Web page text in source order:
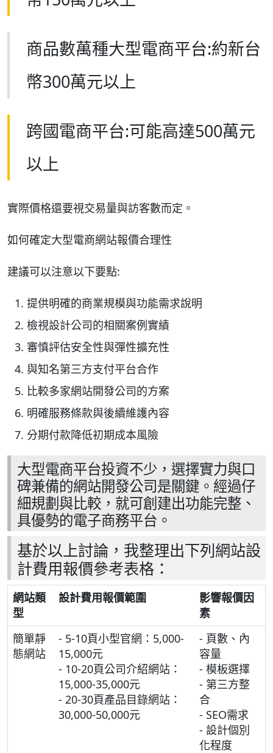
商品數萬種大型電商平台:約新台
幣300萬元以上
跨國電商平台:可能高達500萬元
以上
實際價格還要視交易量與訪客數而定。
如何確定大型電商網站報價合理性
建議可以注意以下要點:
提供明確的商業規模與功能需求說明
檢視設計公司的相關案例實績
審慎評估安全性與彈性擴充性
與知名第三方支付平台合作
比較多家網站開發公司的方案
明確服務條款與後續維護內容
分期付款降低初期成本風險
大型電商平台投資不少，選擇實力與口
碑兼備的網站開發公司是關鍵。經過仔
細規劃與比較，就可創建出功能完整、
具優勢的電子商務平台。
基於以上討論，我整理出下列網站設
計費用報價參考表格：
網站類
型
設計費用報價範圍
影響報價因
素
簡單靜
態網站
- 5-10頁小型官網：5,000-
15,000元
- 10-20頁公司介紹網站：
15,000-35,000元
- 20-30頁產品目錄網站：
30,000-50,000元
- 頁數、內
容量
- 模板選擇
- 第三方整
合
- SEO需求
- 設計個別
化程度